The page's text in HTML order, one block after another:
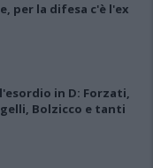
per la difesa c'è l'ex
in D: Forzati,
Bolzicco e tanti